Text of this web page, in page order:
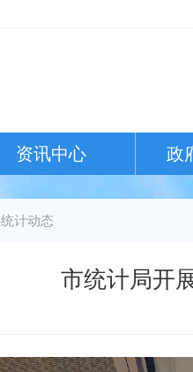
资讯中心 政
统计动态
市统计局开